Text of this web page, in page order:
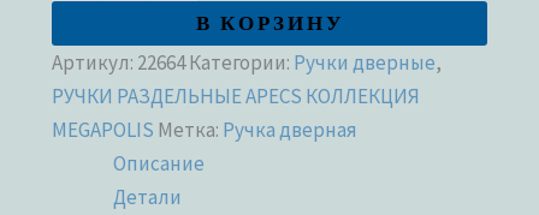
В КОРЗИНУ
Артикул: 22664Категории: Ручки дверные,
РУЧКИ РАЗДЕЛЬНЫЕ APECS КОЛЛЕКЦИЯ
MEGAPOLIS Метка: Ручка дверная
Описание
Детали